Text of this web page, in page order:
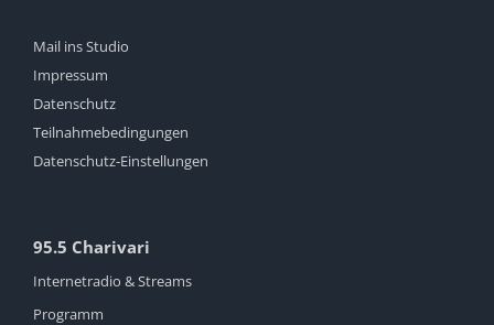
Mail ins Studio
Impressum
Datenschutz
Teilnahmebedingungen
Datenschutz-Einstellungen
95.5 Charivari
Internetradio & Streams
Programm